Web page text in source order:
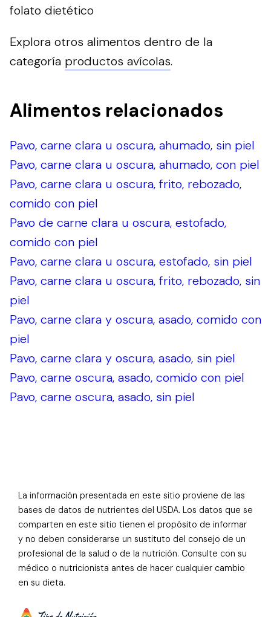
folato dietético
Explora otros alimentos dentro de la
categoría productos avícolas.
Alimentos relacionados
Pavo, carne clara u oscura, ahumado, sin piel
Pavo, carne clara u oscura, ahumado, con piel
Pavo, carne clara u oscura, frito, rebozado,
comido con piel
Pavo de carne clara u oscura, estofado,
comido con piel
Pavo, carne clara u oscura, estofado, sin piel
Pavo, carne clara u oscura, frito, rebozado, sin
piel
Pavo, carne clara y oscura, asado, comido con
piel
Pavo, carne clara y oscura, asado, sin piel
Pavo, carne oscura, asado, comido con piel
Pavo, carne oscura, asado, sin piel
La información presentada en este sitio proviene de las
bases de datos de nutrientes del USDA. Los datos que se
comparten en este sitio tienen el propósito de informar
y no deben considerarse un sustituto del consejo de un
profesional de la salud o de la nutrición. Consulte con su
médico o nutricionista antes de hacer cualquier cambio
en su dieta.